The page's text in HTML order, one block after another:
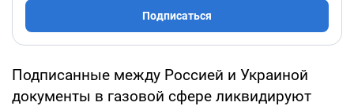
Подписаться
Подписанные между Россией и Украиной
документы в газовой сфере ликвидируют